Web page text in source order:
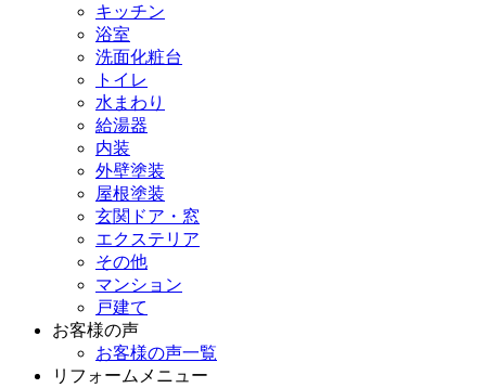
キッチン
浴室
洗面化粧台
トイレ
水まわり
給湯器
内装
外壁塗装
屋根塗装
玄関ドア・窓
エクステリア
その他
マンション
戸建て
お客様の声
お客様の声一覧
リフォームメニュー